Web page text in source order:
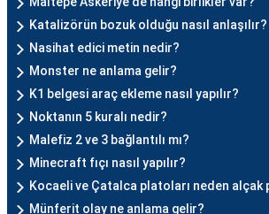
Katalizörün bozuk olduğu nasıl anlaşılır?
Nasihat edici metin nedir?
Monster ne anlama gelir?
K1 belgesi araç ekleme nasıl yapılır?
Noktanın 5 kuralı nedir?
Malefiz 2 ve 3 bağlantılı mı?
Minecraft fıçı nasıl yapılır?
Kocaeli ve Çatalca platoları neden alçak
Münferit olay ne anlama gelir?